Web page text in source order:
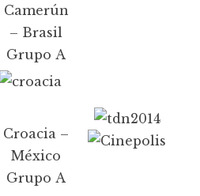
Camerún
– Brasil
Grupo A
Croacia –
México
Grupo A